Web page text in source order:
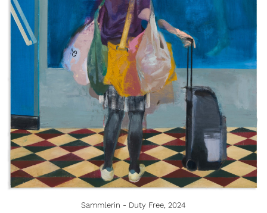
Sammlerin - Duty Free, 2024